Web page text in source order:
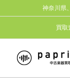
to
神奈川県
買取